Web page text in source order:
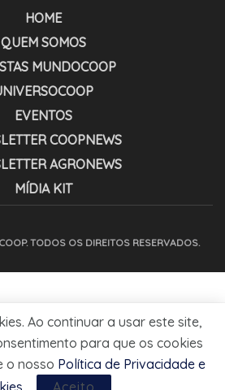
HOME
QUEM SOMOS
MUNDOCOOP
EVENTOS
COOPNEWS
AGRONEWS
MÍDIA KIT
TODOS OS DIREITOS RESERVADOS.
Ao continuar a usar este site,
para que os cookies
o nosso Política de Privacidade e
Aceito